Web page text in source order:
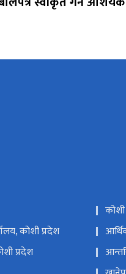
कोशी प्रदेश
प्रदेश